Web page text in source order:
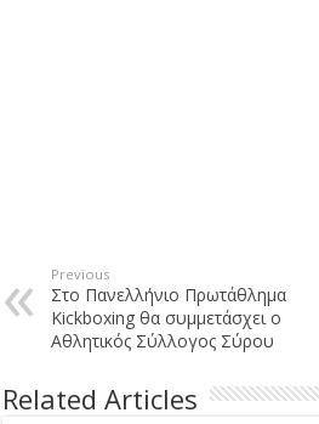
Previous
Στο Πανελλήνιο Πρωτάθλημα
Kickboxing θα συμμετάσχει ο
Αθλητικός Σύλλογος Σύρου
Related Articles